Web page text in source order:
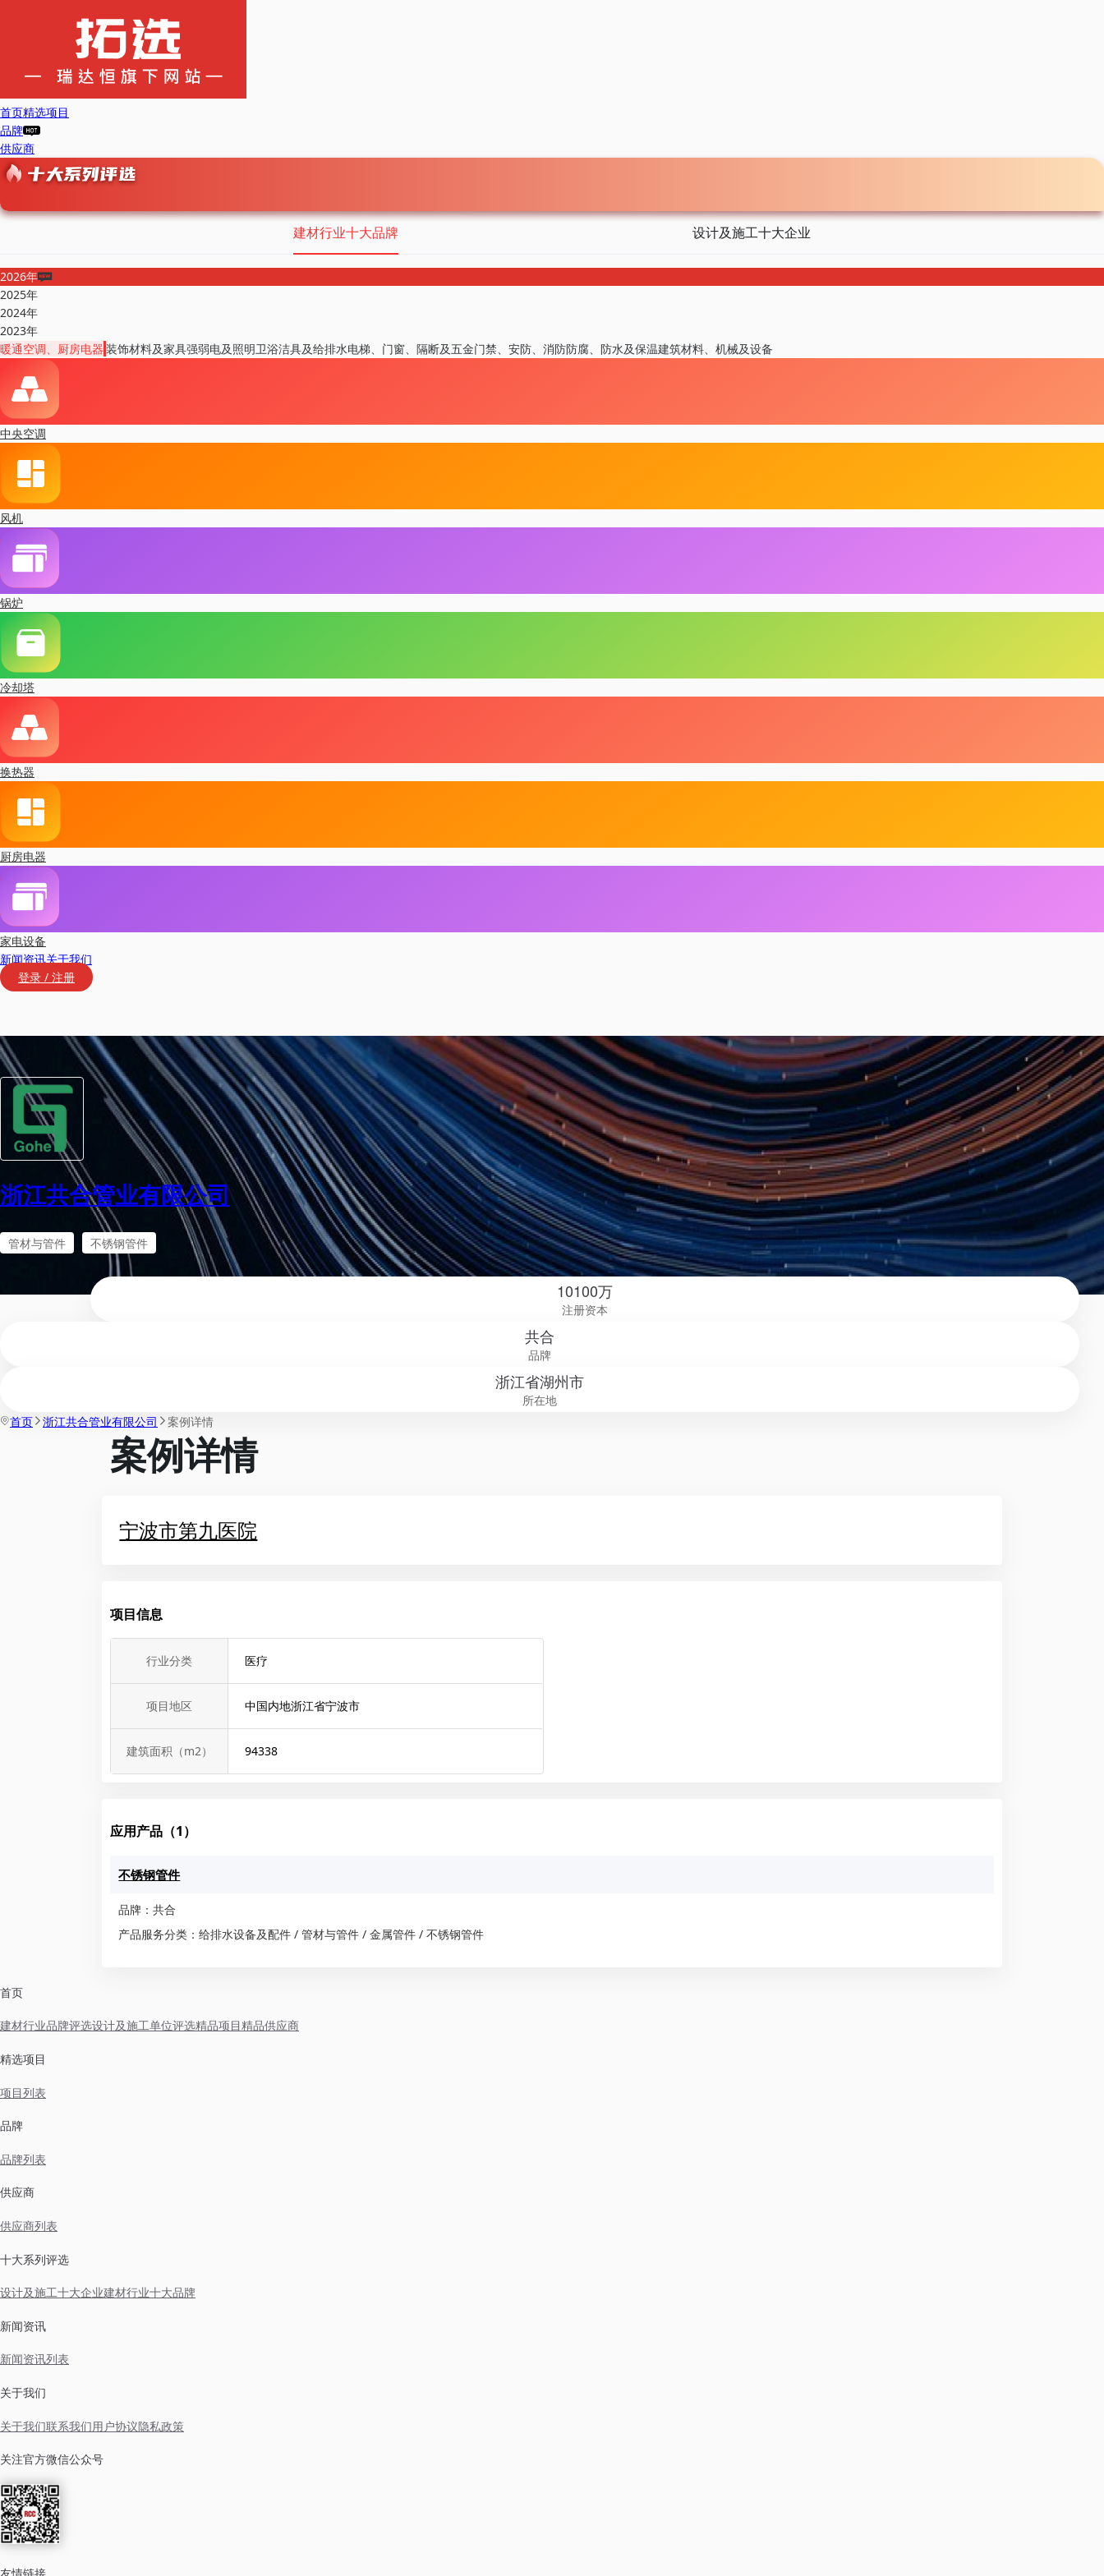
首页精选项目
品牌
供应商
建材行业十大品牌 设计及施工十大企业
2026年
2025年
2024年
2023年
暖通空调、厨房电器 装饰材料及家具强弱电及照明卫浴洁具及给排水电梯、门窗、隔断及五金门禁、安防、消防防腐、防水及保温建筑材料、机械及设备
中央空调
风机
锅炉
冷却塔
换热器
厨房电器
家电设备
新闻资讯关于我们
登录 / 注册
浙江共合管业有限公司
管材与管件 不锈钢管件
10100万
注册资本
共合
品牌
浙江省湖州市
所在地
首页 浙江共合管业有限公司 案例详情
案例详情
宁波市第九医院
项目信息
行业分类 医疗
项目地区 中国内地浙江省宁波市
建筑面积（m2） 94338
应用产品（1）
不锈钢管件
品牌：共合
产品服务分类：给排水设备及配件 / 管材与管件 / 金属管件 / 不锈钢管件
首页
建材行业品牌评选设计及施工单位评选精品项目精品供应商
精选项目
项目列表
品牌
品牌列表
供应商
供应商列表
十大系列评选
设计及施工十大企业建材行业十大品牌
新闻资讯
新闻资讯列表
关于我们
关于我们联系我们用户协议隐私政策
关注官方微信公众号
友情链接